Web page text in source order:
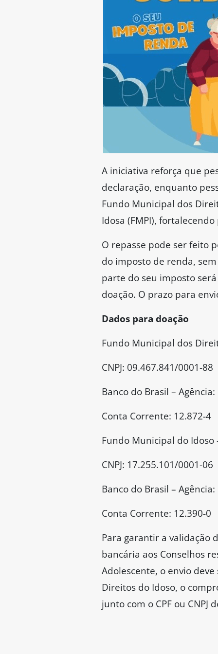
A iniciativa reforça que
declaração, enquanto
Fundo Municipal dos
Idosa (FMPI),
O repasse pode ser feito
do imposto de renda,
parte do seu imposto
doação. O prazo para
Dados para doação
Fundo Municipal dos
CNPJ: 09.467.841/0001-88
Banco do Brasil –
Conta Corrente: 12.872-4
Fundo Municipal do Idoso
CNPJ: 17.255.101/0001-06
Banco do Brasil –
Conta Corrente: 12.390-0
Para garantir a validação
bancária aos Conselhos
Adolescente, o envio
Direitos do Idoso, o
junto com o CPF ou CNPJ